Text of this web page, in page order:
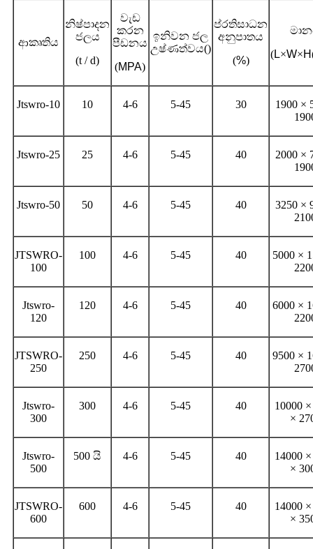
ආකෘතිය
නිෂ්පාදන
ජලය
(t / d)
වැඩ
කරන
පීඩනය
(MPA)
ඉනිවන ජල
උෂ්ණත්වය()
ප්රතිසාධන
අනුපාතය
(%)
(L×W×H
Jtswro-10 10 4-6 5-45 30
1900 ×
Jtswro-25 25 4-6 5-45 40
2000 ×
Jtswro-50 50 4-6 5-45 40
3250 ×
JTSWRO-
100
100 4-6 5-45 40
5000 ×
Jtswro-
120
120 4-6 5-45 40
6000 ×
JTSWRO-
250
250 4-6 5-45 40
9500 ×
Jtswro-
300
300 4-6 5-45 40
10000
×
Jtswro-
500
500 යි 4-6 5-45 40
14000
×
JTSWRO-
600
600 4-6 5-45 40
14000
×